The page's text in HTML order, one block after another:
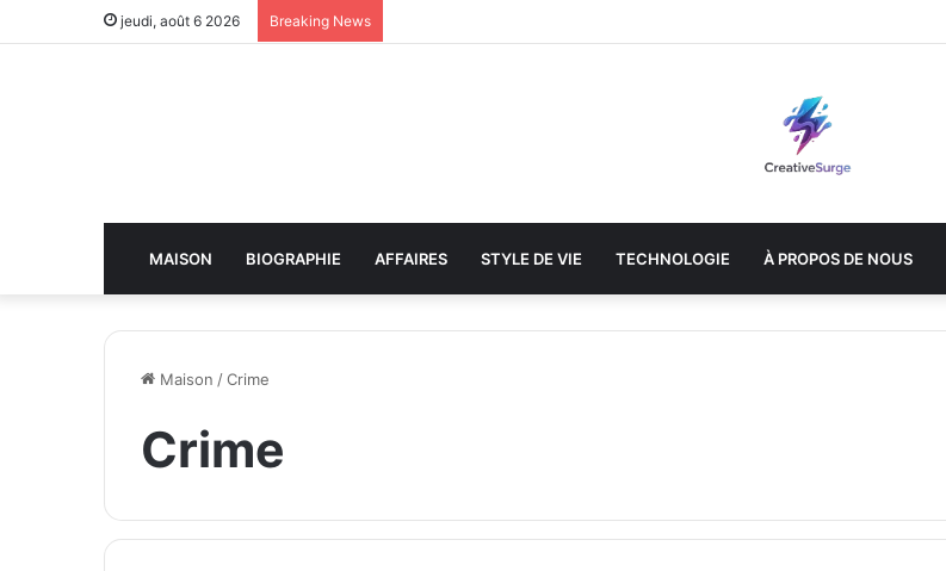
jeudi, août 6 2026 Breaking News
MAISON BIOGRAPHIE AFFAIRES STYLE DE VIE TECHNOLOGIE À PROPOS DE NOUS
Maison /Crime
Crime